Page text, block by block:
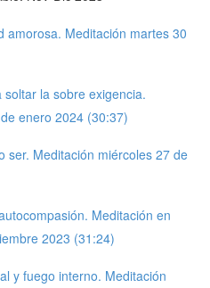
amorosa. Meditación martes 30
la sobre exigencia.
enero 2024 (30:37)
ser. Meditación miércoles 27 de
Meditación en
2023 (31:24)
y fuego interno. Meditación